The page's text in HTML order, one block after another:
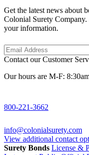
Get the latest news about
Colonial Surety Company.
your information.
Contact our Customer
Our hours are M-F:
800-221-3662
info@colonialsurety.com
View additional contact
Surety Bonds License &